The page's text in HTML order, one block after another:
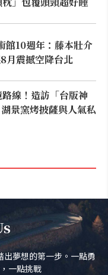
館10週年：藤本壯介
月震撼空降台北
線！造訪「台版神
景窯烤披薩與人氣私
夢想的第一步。一點勇
一點挑戰